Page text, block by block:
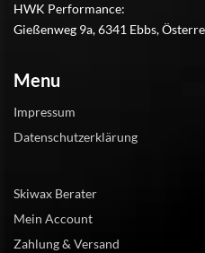
HWK Performance:
Gießenweg 9a, 6341 Ebbs,
Menu
Impressum
Datenschutzerklärung
Skiwax Berater
Mein Account
Zahlung & Versand